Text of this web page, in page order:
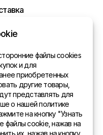
в мире
файлы cookies
и для
приобретенных
другие товары,
представлять для
о нашей политике
на кнопку "Узнать
файлы cookie, нажав на
их, нажав на кнопку